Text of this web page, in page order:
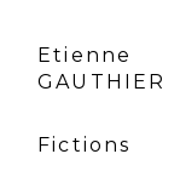
Etienne
GAUTHIER
Fictions